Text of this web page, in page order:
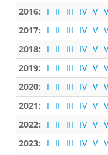
2016: I II III IV V
2017:
I II III IV V
2018:
I II III IV V
2019:
I II III IV V
2020:
I II III IV V
2021:
I II III IV V
2022:
I II III IV V
2023:
I II III IV V